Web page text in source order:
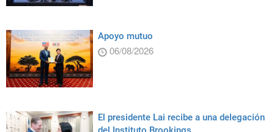
Apoyo mutuo
06/08/2026
El presidente Lai recibe a una delegación